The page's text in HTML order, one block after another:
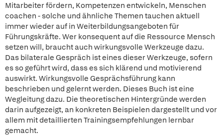
Mitarbeiter fördern, Kompetenzen entwickeln, Menschen
coachen - solche und ähnliche Themen tauchen aktuell
immer wieder auf in Weiterbildungsangeboten für
Führungskräfte. Wer konsequent auf die Ressource Mensch
setzen will, braucht auch wirkungsvolle Werkzeuge dazu.
Das bilaterale Gespräch ist eines dieser Werkzeuge, sofern
es so geführt wird, dass es sich klärend und motivierend
auswirkt. Wirkungsvolle Gesprächsführung kann
beschrieben und gelernt werden. Dieses Buch ist eine
Wegleitung dazu. Die theoretischen Hintergründe werden
darin aufgezeigt, an konkreten Beispielen dargestellt und vor
allem mit detaillierten Trainingsempfehlungen lernbar
gemacht.